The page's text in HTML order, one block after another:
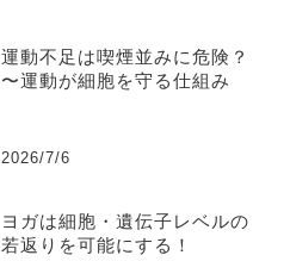
運動不足は喫煙並みに危険？
〜運動が細胞を守る仕組み
2026/7/6
ヨガは細胞・遺伝子レベルの
若返りを可能にする！